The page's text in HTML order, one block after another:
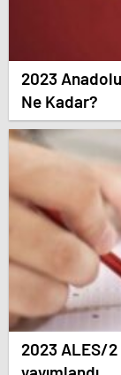
2023
Ne Kadar?
2023 ALES/2